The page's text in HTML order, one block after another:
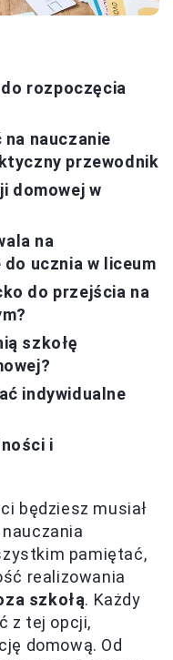
rozpoczęcia
nauczanie
przewodnik
domowej w
na
ucznia w liceum
do przejścia na
szkołę
indywidualne
i
będziesz musiał
pamiętać,
realizowania
szkołą. Każdy
z tej opcji,
domową. Od